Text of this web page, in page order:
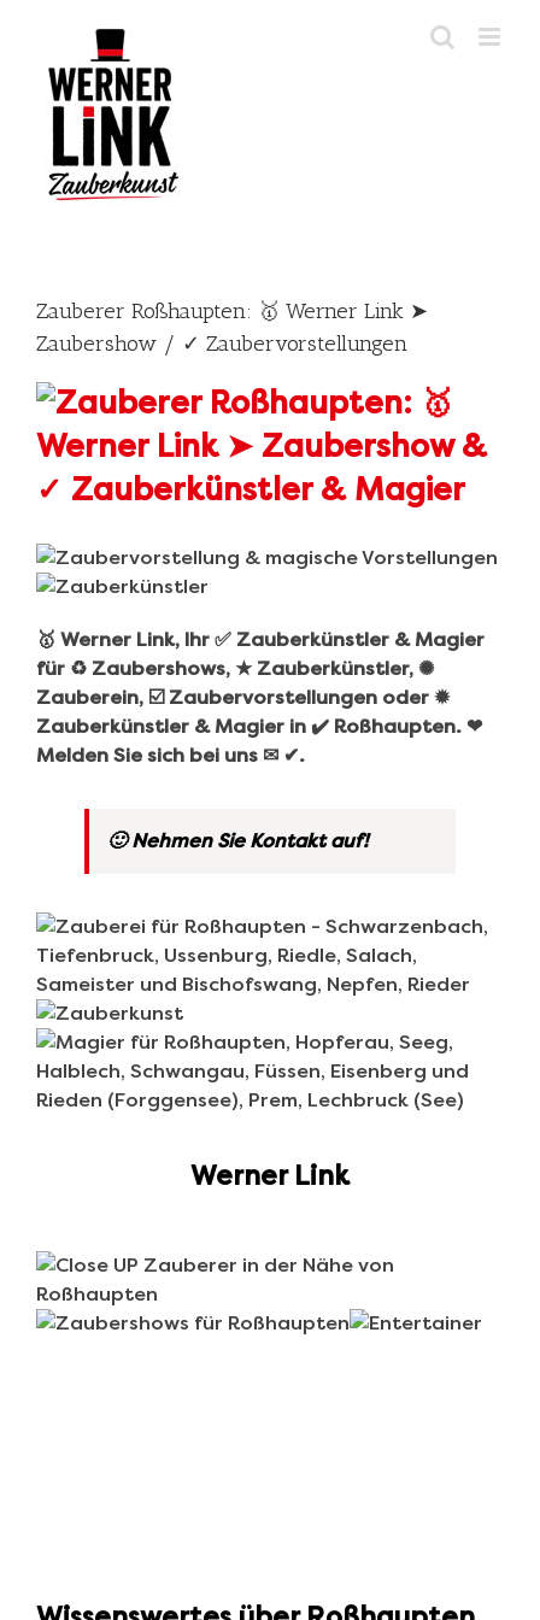
content
Zauberer Roßhaupten: 🥇 Werner Link ➤
Zaubershow / ✓ Zaubervorstellungen
🥇 Werner Link, Ihr ✅ Zauberkünstler & Magier
für ♻ Zaubershows, ★ Zauberkünstler, ✺
Zauberein, ☑️ Zaubervorstellungen oder ✹
Zauberkünstler & Magier in ✔️ Roßhaupten. ❤
Melden Sie sich bei uns ✉ ✔.
🙂 Nehmen Sie Kontakt auf!
Werner Link